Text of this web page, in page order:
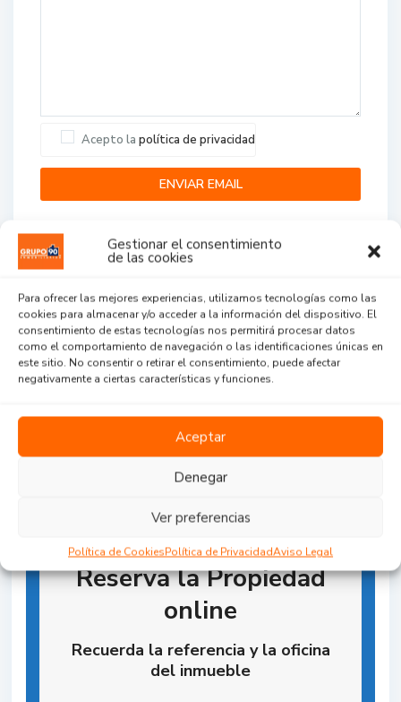
Gestionar el consentimiento
de las cookies
Para ofrecer las mejores experiencias, utilizamos tecnologías como las
cookies para almacenar y/o acceder a la información del dispositivo. El
consentimiento de estas tecnologías nos permitirá procesar datos
como el comportamiento de navegación o las identificaciones únicas en
este sitio. No consentir o retirar el consentimiento, puede afectar
negativamente a ciertas características y funciones.
Aceptar
Denegar
Ver preferencias
Política de CookiesPolítica de PrivacidadAviso Legal
Acepto la política de privacidad
Agent Reviews
...
Reserva la Propiedad
online
Recuerda la referencia y la oficina
del inmueble